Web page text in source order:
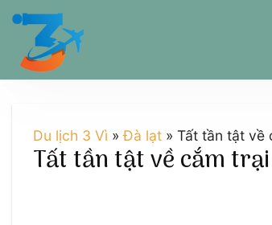
Chuyển
dung
Du lịch 3 Vì »Đà lạt »Tất tần tật về
Tất tần tật về cắm